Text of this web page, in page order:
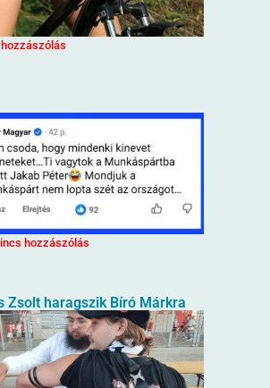
hozzászólás
hozzászólás
Zsolt haragszik Bíró Márkra